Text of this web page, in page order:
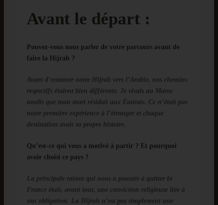
Avant le départ :
Pouvez-vous nous parler de votre parcours avant de
faire la Hijrah ?
Avant d’entamer notre Hijrah vers l’Arabie, nos chemins
respectifs étaient bien différents. Je vivais au Maroc
tandis que mon mari résidait aux Émirats. Ce n’était pas
notre première expérience à l’étranger et chaque
destination avait sa propre histoire.
Qu’est-ce qui vous a motivé à partir ? Et pourquoi
avoir choisi ce pays ?
La principale raison qui nous a poussés à quitter la
France était, avant tout, une conviction religieuse liée à
son obligation. La Hijrah n’est pas simplement une